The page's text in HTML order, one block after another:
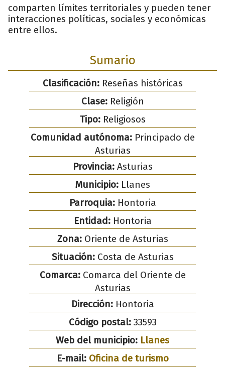
comparten límites territoriales y pueden tener
interacciones políticas, sociales y económicas
entre ellos.
Sumario
Clasificación:Reseñas históricas
Clase:Religión
Tipo:Religiosos
Comunidad autónoma:Principado de
Asturias
Provincia:Asturias
Municipio: Llanes
Parroquia:Hontoria
Entidad:Hontoria
Zona:Oriente de Asturias
Situación:Costa de Asturias
Comarca:Comarca del Oriente de
Asturias
Dirección:Hontoria
Código postal:33593
Web del municipio: Llanes
E-mail: Oficina de turismo